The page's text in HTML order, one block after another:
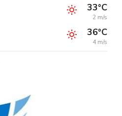
33°C
2 m/s
36°C
4 m/s